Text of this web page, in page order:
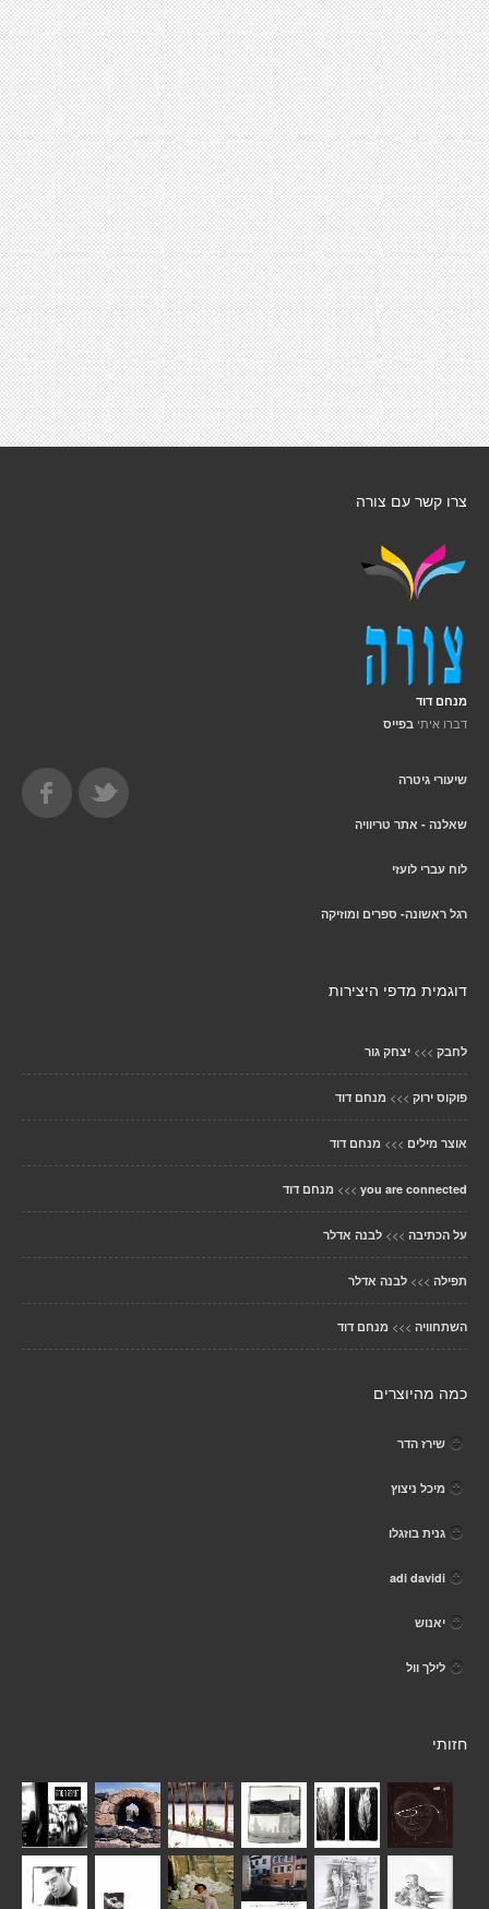
צרו קשר עם צורה
מנחם דוד
דברו איתי בפייס
שיעורי גיטרה
שאלנה - אתר טריוויה
לוח עברי לועזי
רגל ראשונה- ספרים ומוזיקה
דוגמית מדפי היצירות
לחבק >>> יצחק גור
פוקוס ירוק >>> מנחם דוד
אוצר מילים >>> מנחם דוד
you are connected
>>> מנחם דוד
על הכתיבה >>> לבנה אדלר
תפילה >>> לבנה אדלר
השתחוויה >>> מנחם דוד
כמה מהיוצרים
שירז הדר
מיכל ניצוץ
גנית בוזגלו
adi davidi
יאנוש
לילך וול
חזותי